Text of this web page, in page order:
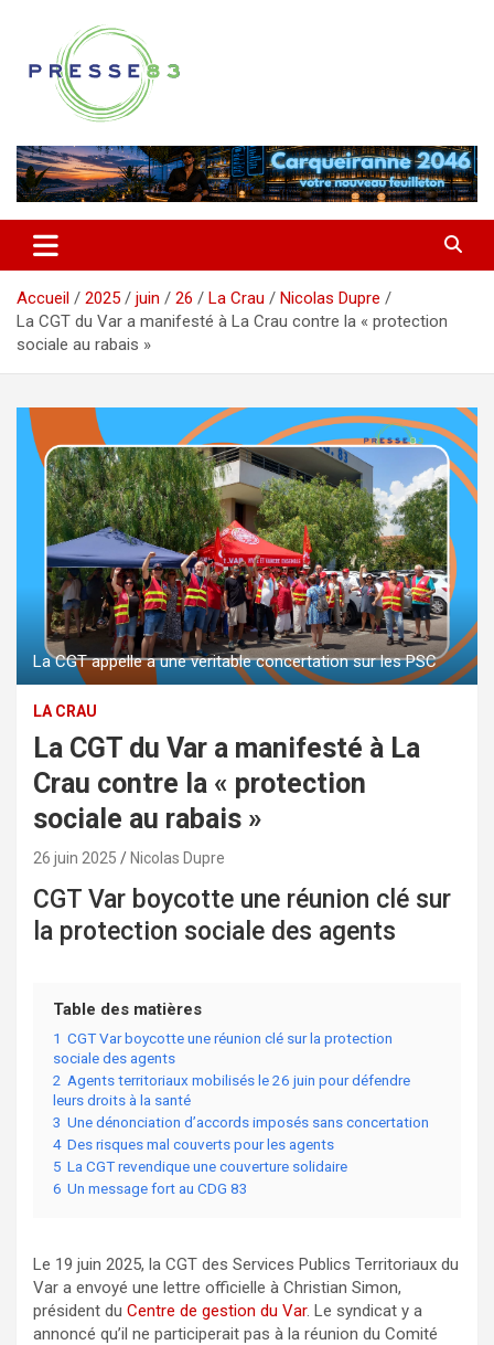
contenu
Presse 83
Accueil 2025 juin 26 La Crau
Nicolas Dupre
La CGT du Var a manifesté à La Crau contre la « protection
sociale au rabais »
La CGT appelle a une veritable concertation sur les PSC
LA CRAU
La CGT du Var a manifesté à La
Crau contre la « protection
sociale au rabais »
26 juin 2025 Nicolas Dupre
CGT Var boycotte une réunion clé sur
la protection sociale des agents
Table des matières
1 CGT Var boycotte une réunion clé sur la protection
sociale des agents
2 Agents territoriaux mobilisés le 26 juin pour défendre
leurs droits à la santé
3 Une dénonciation d’accords imposés sans concertation
4 Des risques mal couverts pour les agents
5 La CGT revendique une couverture solidaire
6 Un message fort au CDG 83
Le 19 juin 2025, la CGT des Services Publics Territoriaux du
Var a envoyé une lettre officielle à Christian Simon,
président du Centre de gestion du Var. Le syndicat y a
annoncé qu’il ne participerait pas à la réunion du Comité